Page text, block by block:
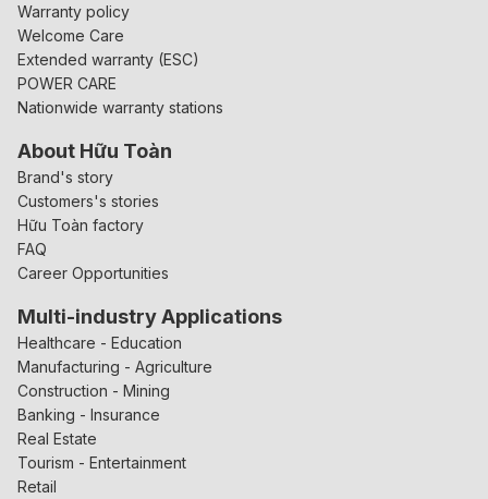
Warranty policy
Welcome Care
Extended warranty (ESC)
POWER CARE
Nationwide warranty stations
About Hữu Toàn
Brand's story
Customers's stories
Hữu Toàn factory
FAQ
Career Opportunities
Multi-industry Applications
Healthcare - Education
Manufacturing - Agriculture
Construction - Mining
Banking - Insurance
Real Estate
Tourism - Entertainment
Retail